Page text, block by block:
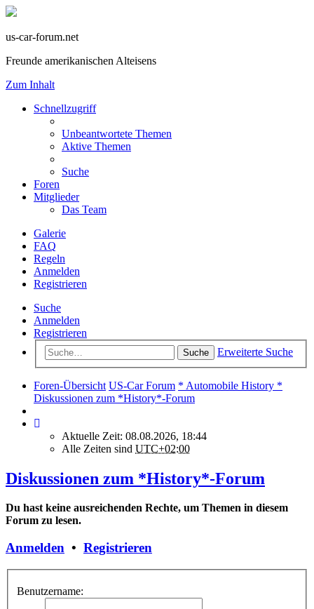
us-car-forum.net
Freunde amerikanischen Alteisens
Zum Inhalt
Schnellzugriff
Unbeantwortete Themen
Aktive Themen
Suche
Foren
Mitglieder
Das Team
Galerie
FAQ
Regeln
Anmelden
Registrieren
Suche
Anmelden
Registrieren
Suche Erweiterte Suche
Foren-Übersicht US-Car Forum * Automobile History *
Diskussionen zum *History*-Forum
Aktuelle Zeit: 08.08.2026, 18:44
Alle Zeiten sind UTC+02:00
Diskussionen zum *History*-Forum
Du hast keine ausreichenden Rechte, um Themen in diesem
Forum zu lesen.
Anmelden • Registrieren
Benutzername: